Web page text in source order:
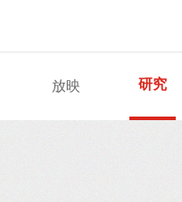
放映 研究